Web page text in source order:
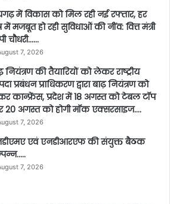
में विकास को मिल रही नई रफ्तार, हर
में मजबूत हो रही सुविधाओं की नींव: वित्त मंत्री
चौधरी……
7, 2026
नियंत्रण की तैयारियों को लेकर राष्ट्रीय
प्रबंधन प्राधिकरण द्वारा बाढ़ नियंत्रण को
कान्फ्रेंस, प्रदेश में 18 अगस्त को टेबल टॉप
20 अगस्त को होगी मॉक एक्सरसाइज….
7, 2026
एवं एनडीआरएफ की संयुक्त बैठक
7, 2026